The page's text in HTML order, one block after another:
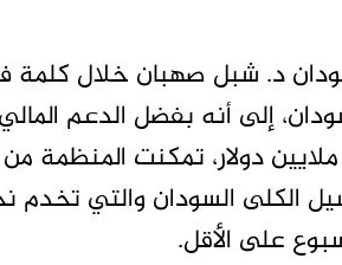
د. شبل صهبان خلال
إلى أنه بفضل الدعم
سلمان للإغاثة والأعمال الإنسانية والذي بلغ 5 ملايين دولار،
على الأقل.